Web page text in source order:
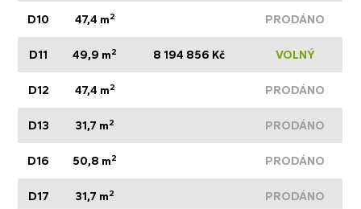
D10 47,4 m2 PRODÁNO
D11 49,9 m2 8 194 856 Kč VOLNÝ
D12 47,4 m2 PRODÁNO
D13 31,7 m2 PRODÁNO
D16 50,8 m2 PRODÁNO
D17 31,7 m2 PRODÁNO